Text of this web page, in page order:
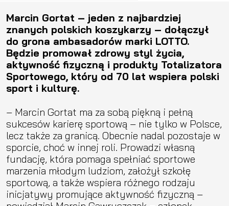
Marcin Gortat – jeden z najbardziej
znanych polskich koszykarzy – dołączył
do grona ambasadorów marki LOTTO.
Będzie promował zdrowy styl życia,
aktywność fizyczną i produkty Totalizatora
Sportowego, który od 70 lat wspiera polski
sport i kulturę.
– Marcin Gortat ma za sobą piękną i pełną
sukcesów karierę sportową – nie tylko w Polsce,
lecz także za granicą. Obecnie nadal pozostaje w
sporcie, choć w innej roli. Prowadzi własną
fundację, która pomaga spełniać sportowe
marzenia młodym ludziom, założył szkołę
sportową, a także wspiera różnego rodzaju
inicjatywy promujące aktywność fizyczną –